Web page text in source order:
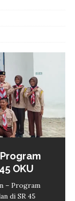
OKU
– Program
di SR 45
ke
Bencana